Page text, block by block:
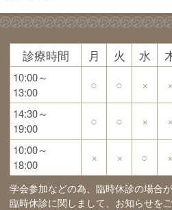
診療時間 月 火 水
10:00～
13:00
○ ○ × ×
14:30～
19:00
○ ○ × ×
10:00～
18:00
× × ○ ×
学会参加などの為、臨時休診の場合が
臨時休診に関しまして、お知らせをご